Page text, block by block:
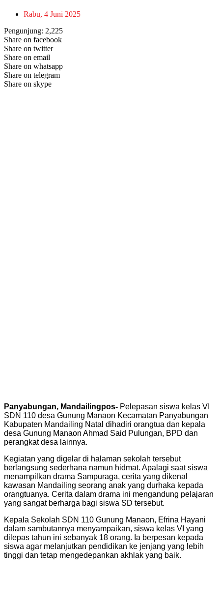
Rabu, 4 Juni 2025
Pengunjung: 2,225
Share on facebook
Share on twitter
Share on email
Share on whatsapp
Share on telegram
Share on skype
Panyabungan, Mandailingpos- Pelepasan siswa kelas VI
SDN 110 desa Gunung Manaon Kecamatan Panyabungan
Kabupaten Mandailing Natal dihadiri orangtua dan kepala
desa Gunung Manaon Ahmad Said Pulungan, BPD dan
perangkat desa lainnya.
Kegiatan yang digelar di halaman sekolah tersebut
berlangsung sederhana namun hidmat. Apalagi saat siswa
menampilkan drama Sampuraga, cerita yang dikenal
kawasan Mandailing seorang anak yang durhaka kepada
orangtuanya. Cerita dalam drama ini mengandung pelajaran
yang sangat berharga bagi siswa SD tersebut.
Kepala Sekolah SDN 110 Gunung Manaon, Efrina Hayani
dalam sambutannya menyampaikan, siswa kelas VI yang
dilepas tahun ini sebanyak 18 orang. Ia berpesan kepada
siswa agar melanjutkan pendidikan ke jenjang yang lebih
tinggi dan tetap mengedepankan akhlak yang baik.